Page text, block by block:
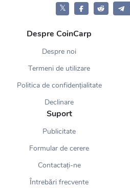
𝕏
Despre CoinCarp
Despre noi
Termeni de utilizare
Politica de confidențialitate
Declinare
Suport
Publicitate
Formular de cerere
Contactați-ne
Întrebări frecvente